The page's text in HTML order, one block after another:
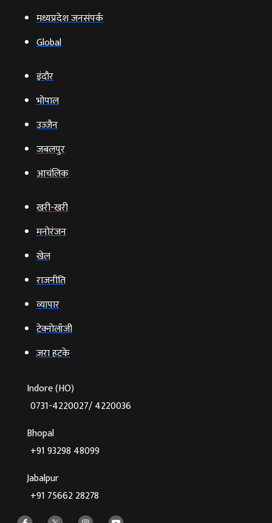
मध्यप्रदेश जनसंपर्क
Global
इंदौर
भोपाल
उज्‍जैन
जबलपुर
आचंलिक
खरी-खरी
मनोरंजन
खेल
राजनीति
व्‍यापार
टेक्‍नोलॉजी
ज़रा हटके
Indore (HO)
0731-4220027/ 4220036
Bhopal
+91 93298 48099
Jabalpur
+91 75662 28278